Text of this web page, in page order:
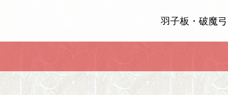
羽子板・破魔弓